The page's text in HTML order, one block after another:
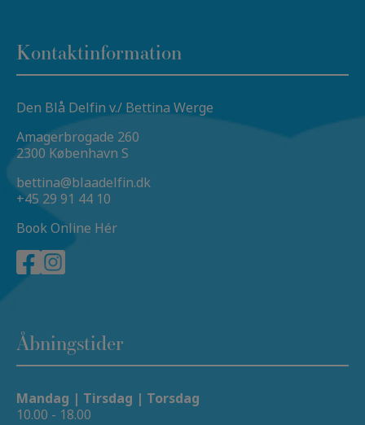
Kontaktinformation
Den Blå Delfin v./ Bettina Werge
Amagerbrogade 260
2300 København S
bettina@blaadelfin.dk
+45 29 91 44 10
Book Online Hér
Åbningstider
Mandag | Tirsdag | Torsdag
10.00 - 18.00